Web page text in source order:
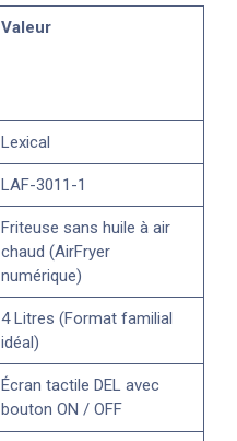
Valeur
Lexical
LAF-3011-1
Friteuse sans huile à air
chaud (AirFryer
numérique)
4 Litres (Format familial
idéal)
Écran tactile DEL avec
bouton ON / OFF